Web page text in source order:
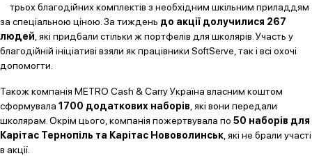
трьох благодійних комплектів з необхідним шкільним приладдям
за спеціальною ціною. За тиждень до акції долучилися 267
людей , які придбали стільки ж портфелів для школярів. Участь у
благодійній ініціативі взяли як працівники SoftServe, так і всі охочі
допомогти.
Також компанія METRO Cash & Carry Україна власним коштом
сформувала 1700 додаткових наборів , які вони передали
школярам. Окрім цього, компанія пожертвувала по 50 наборів для
Карітас Тернопіль та Карітас Нововолинськ , які не брали участі
в акції.